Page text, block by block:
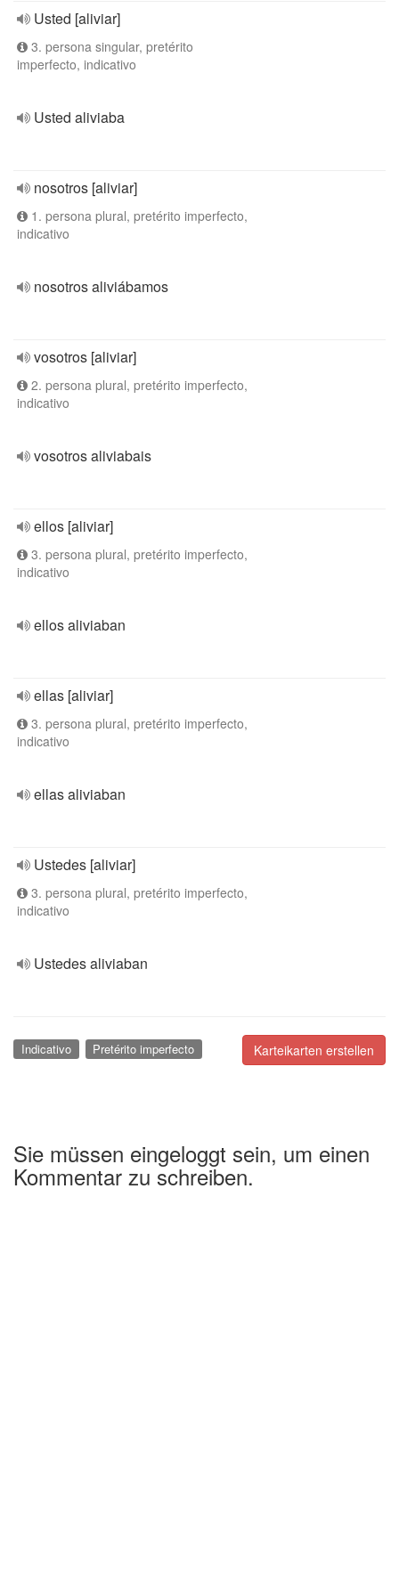
Usted [aliviar]
3. persona singular, pretérito
imperfecto, indicativo
Usted aliviaba
nosotros [aliviar]
1. persona plural, pretérito imperfecto,
indicativo
nosotros aliviábamos
vosotros [aliviar]
2. persona plural, pretérito imperfecto,
indicativo
vosotros aliviabais
ellos [aliviar]
3. persona plural, pretérito imperfecto,
indicativo
ellos aliviaban
ellas [aliviar]
3. persona plural, pretérito imperfecto,
indicativo
ellas aliviaban
Ustedes [aliviar]
3. persona plural, pretérito imperfecto,
indicativo
Ustedes aliviaban
Karteikarten erstellen
Indicativo Pretérito imperfecto
Sie müssen eingeloggt sein, um einen
Kommentar zu schreiben.